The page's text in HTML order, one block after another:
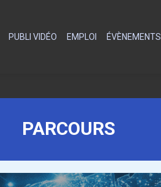
PUBLI VIDÉO EMPLOI ÉVÈNEMENTS
PARCOURS